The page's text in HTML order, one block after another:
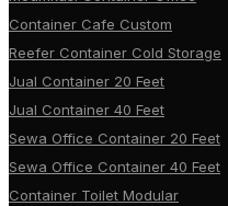
Container Cafe Custom
Reefer Container Cold Storage
Jual Container 20 Feet
Jual Container 40 Feet
Sewa Office Container 20 Feet
Sewa Office Container 40 Feet
Container Toilet Modular